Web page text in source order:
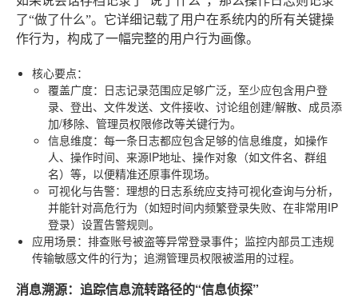
了“做了什么”。它详细记载了用户在系统内的所有关键操
作行为，构成了一幅完整的用户行为画像。
核心要点：
覆盖广度：日志记录范围应足够广泛，至少应包含用户登
录、登出、文件发送、文件接收、讨论组创建/解散、成员添
加/移除、管理员权限修改等关键行为。
信息维度：每一条日志都应包含足够的信息维度，如操作
人、操作时间、来源IP地址、操作对象（如文件名、群组
名）等，以便精准还原事件现场。
可视化与告警：理想的日志系统应支持可视化查询与分析，
并能针对高危行为（如短时间内频繁登录失败、在非常用IP
登录）设置告警规则。
应用场景：排查账号被盗等异常登录事件；监控内部员工违规
传输敏感文件的行为；追溯管理员权限被滥用的过程。
消息溯源：追踪信息流转路径的“信息侦探”